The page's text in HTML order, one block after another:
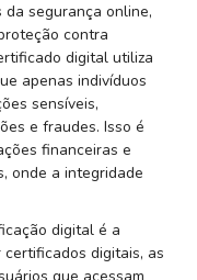
segurança online,
contra
digital utiliza
apenas indivíduos
sensíveis,
e fraudes. Isso é
financeiras e
onde a integridade
digital é a
digitais, as